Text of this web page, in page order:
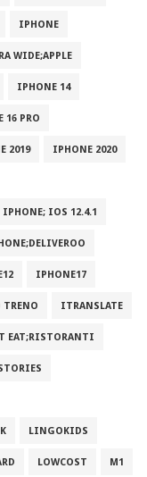
IPHONE
WIDE;APPLE
IPHONE 14
16 PRO
2019 IPHONE 2020
IPHONE; IOS 12.4.1
IPHONE17
TRENO ITRANSLATE
EAT;RISTORANTI
LINGOKIDS
LOWCOST M1